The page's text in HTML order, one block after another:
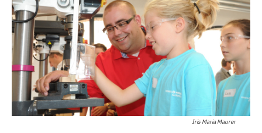
Iris Maria Maurer